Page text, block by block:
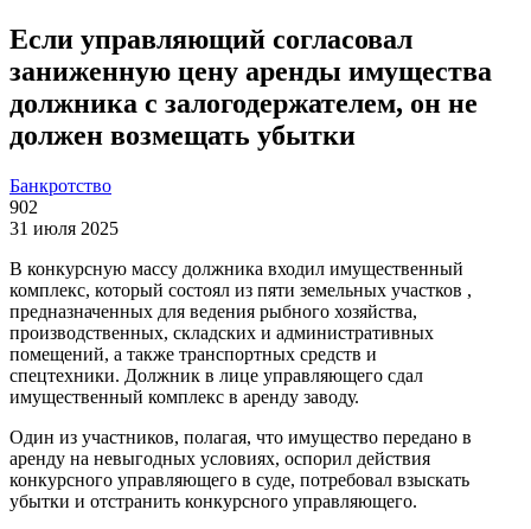
Если управляющий согласовал
заниженную цену аренды имущества
должника с залогодержателем, он не
должен возмещать убытки
Банкротство
902
31 июля 2025
В конкурсную массу должника входил имущественный
комплекс, который состоял из пяти земельных участков ,
предназначенных для ведения рыбного хозяйства,
производственных, складских и административных
помещений, а также транспортных средств и
спецтехники. Должник в лице управляющего сдал
имущественный комплекс в аренду заводу.
Один из участников, полагая, что имущество передано в
аренду на невыгодных условиях, оспорил действия
конкурсного управляющего в суде, потребовал взыскать
убытки и отстранить конкурсного управляющего.